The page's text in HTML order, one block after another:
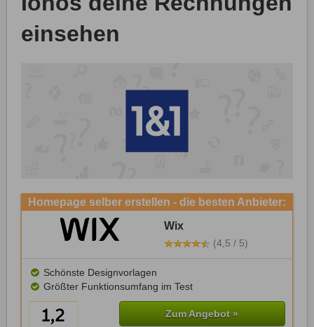
einsehen
Homepage selber erstellen - die besten Anbieter:
Wix
(4,5 / 5)
Schönste Designvorlagen
Größter Funktionsumfang im Test
Zum Angebot »